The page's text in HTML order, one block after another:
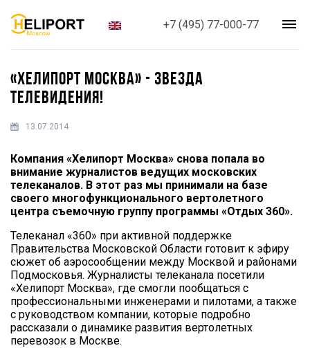
+7 (495) 77-000-77
«ХЕЛИПОРТ МОСКВА» - ЗВЕЗДА
ТЕЛЕВИДЕНИЯ!
13.07.2014
Компания «Хелипорт Москва» снова попала во
внимание журналистов ведущих московских
телеканалов. В этот раз мы принимали на базе
своего многофункционального вертолетного
центра съемочную группу программы «Отдых 360».
Телеканал «360» при активной поддержке
Правительства Московской Области готовит к эфиру
сюжет об аэросообщении между Москвой и районами
Подмосковья. Журналисты телеканала посетили
«Хелипорт Москва», где смогли пообщаться с
профессиональными инженерами и пилотами, а также
с руководством компании, которые подробно
рассказали о динамике развития вертолетных
перевозок в Москве.